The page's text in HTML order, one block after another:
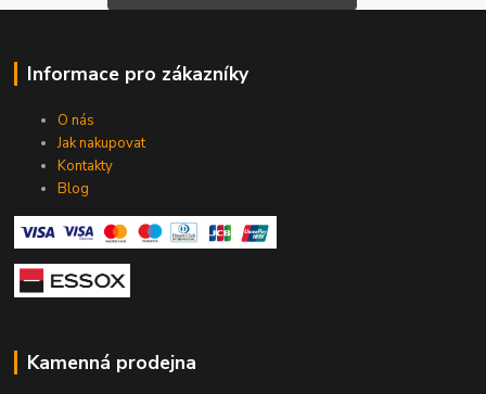
Informace pro zákazníky
O nás
Jak nakupovat
Kontakty
Blog
Kamenná prodejna